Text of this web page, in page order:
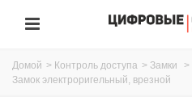
Домой > Контроль доступа > Замки >
Замок электроригельный, врезной